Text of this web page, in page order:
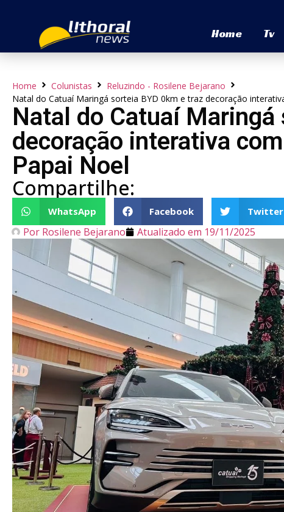
Home Tv
Home Colunistas
Reluzindo - Rosilene Bejarano
Natal do Catuaí Maringá sorteia BYD 0km e traz decoração
Natal do Catuaí
decoração interativa
Papai Noel
Compartilhe:
WhatsApp Facebook Twitter
Por Rosilene Bejarano Atualizado em 19/11/2025